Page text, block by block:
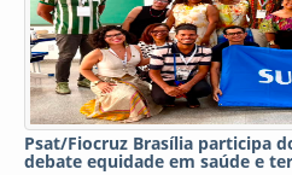
Psat/Fiocruz Brasília participa
debate equidade em saúde e